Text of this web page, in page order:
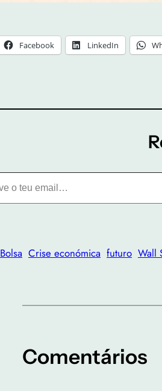
Facebook LinkedIn
Bolsa Crise económica futuro Wall
Comentários